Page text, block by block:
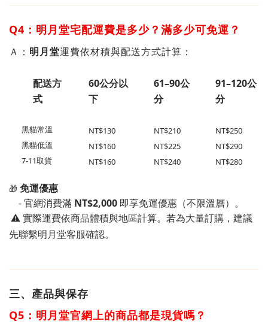
Q4： 明月堂宅配運費是多少？滿多少可免運？
Ａ ： 明月堂運費依材積與配送方式計算：
配送方
式
60公分以
下
61–90公
分
91–120公
分
黑貓常溫 NT$130 NT$210
NT$250
黑貓低溫
NT$160 NT$225
NT$290
7-11取貨
NT$160 NT$240 NT$280
🎁 免運優惠
- 官網消費滿 NT$2,000 即享免運優惠（不限溫層）。
⚠️ 實際運費依商品體積與地區計算。若為大量訂購，建議
先聯繫明月堂客服確認。
三、產品與保存
Q5： 明月堂官網上的商品都是現貨嗎？